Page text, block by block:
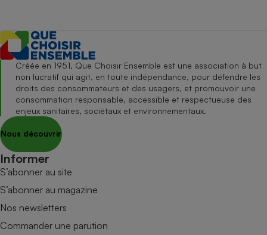
Créée en 1951, Que Choisir Ensemble est une association à but
non lucratif qui agit, en toute indépendance, pour défendre les
droits des consommateurs et des usagers, et promouvoir une
consommation responsable, accessible et respectueuse des
enjeux sanitaires, sociétaux et environnementaux.
Nous découvrir
Informer
S’abonner au site
S’abonner au magazine
Nos newsletters
Commander une parution